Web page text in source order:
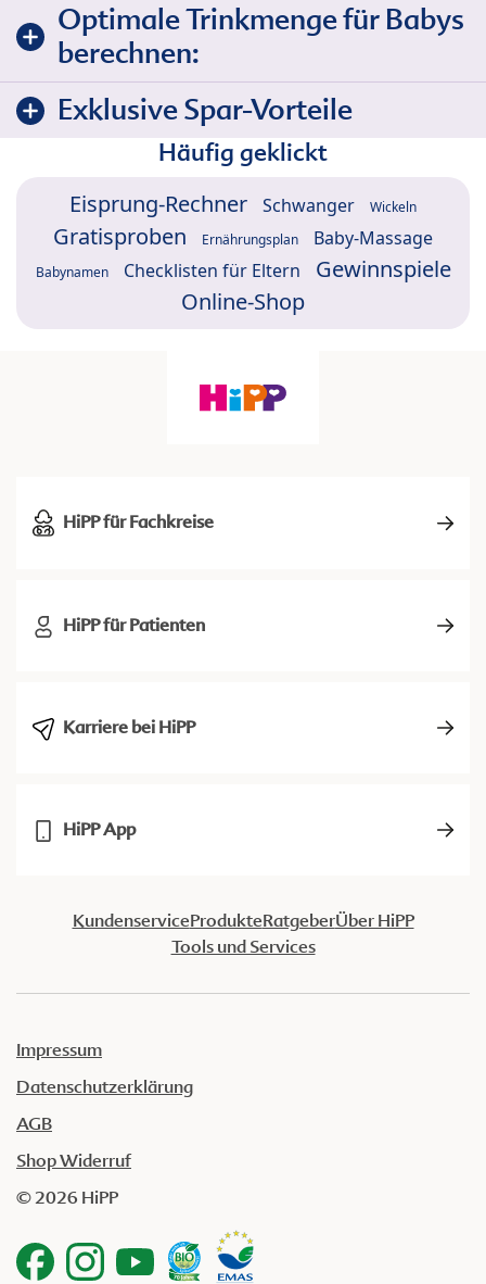
Optimale Trinkmenge für Babys
berechnen:
Exklusive Spar-Vorteile
Häufig geklickt
Eisprung-Rechner Schwanger Wickeln
Gratisproben Ernährungsplan Baby-Massage
Babynamen Checklisten für Eltern
Gewinnspiele
Online-Shop
HiPP für Fachkreise
HiPP für Patienten
Karriere bei HiPP
HiPP App
KundenserviceProdukteRatgeberÜber HiPP
Tools und Services
Impressum
Datenschutzerklärung
AGB
Shop Widerruf
© 2026 HiPP